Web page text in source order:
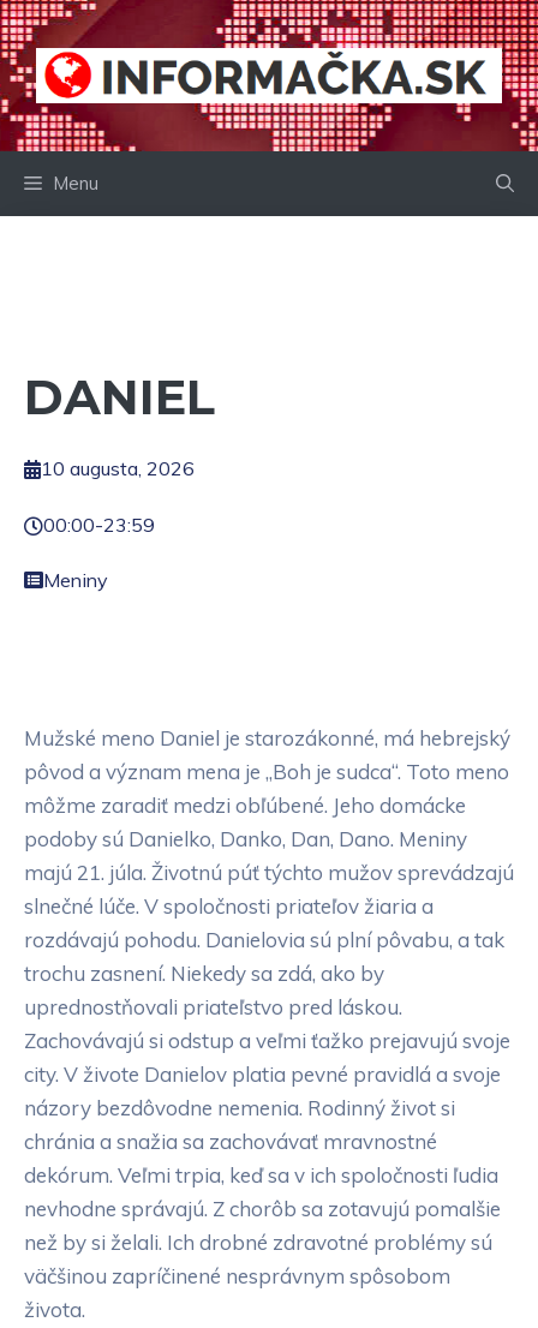
Preskočiť
na
obsah
Menu
DANIEL
10 augusta, 2026
00:00-23:59
Meniny
Mužské meno Daniel je starozákonné, má hebrejský
pôvod a význam mena je „Boh je sudca“. Toto meno
môžme zaradiť medzi obľúbené. Jeho domácke
podoby sú Danielko, Danko, Dan, Dano. Meniny
majú 21. júla. Životnú púť týchto mužov sprevádzajú
slnečné lúče. V spoločnosti priateľov žiaria a
rozdávajú pohodu. Danielovia sú plní pôvabu, a tak
trochu zasnení. Niekedy sa zdá, ako by
uprednostňovali priateľstvo pred láskou.
Zachovávajú si odstup a veľmi ťažko prejavujú svoje
city. V živote Danielov platia pevné pravidlá a svoje
názory bezdôvodne nemenia. Rodinný život si
chránia a snažia sa zachovávať mravnostné
dekórum. Veľmi trpia, keď sa v ich spoločnosti ľudia
nevhodne správajú. Z chorôb sa zotavujú pomalšie
než by si želali. Ich drobné zdravotné problémy sú
väčšinou zapríčinené nesprávnym spôsobom
života.